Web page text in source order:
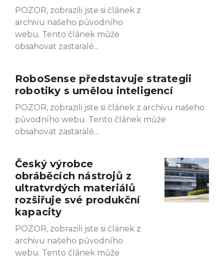
POZOR, zobrazili jste si článek z
archivu našeho původního
webu. Tento článek může
obsahovat zastaralé
RoboSense představuje strategii
robotiky s umělou inteligencí
POZOR, zobrazili jste si článek z archivu našeho
původního webu. Tento článek může
obsahovat zastaralé
Český výrobce
obráběcích nástrojů z
ultratvrdých materiálů
rozšiřuje své produkční
kapacity
POZOR, zobrazili jste si článek z
archivu našeho původního
webu. Tento článek může